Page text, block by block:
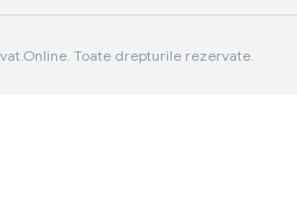
Toate drepturile rezervate.